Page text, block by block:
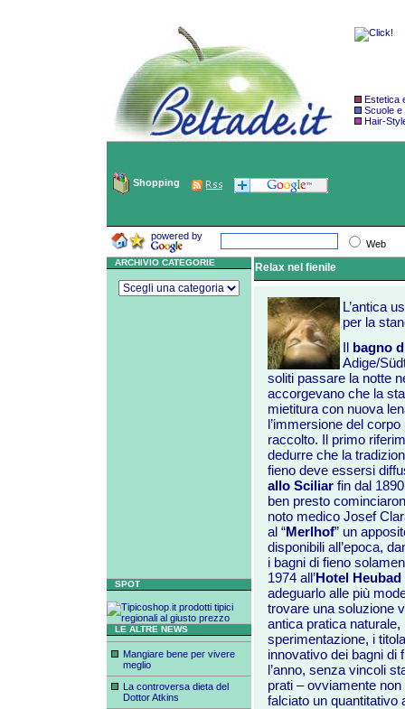
Estetica
Scuole e
Hair-
Shopping
powered by
Web
ARCHIVIO CATEGORIE
SPOT
LE ALTRE NEWS
Mangiare bene per vivere
meglio
La controversa dieta del
Dottor Atkins
Relax nel fienile
L’antica
per la
Il bagno
Adige/
soliti passare la notte
accorgevano che la
mietitura con nuova
l’immersione del corpo
raccolto. Il primo
dedurre che la
fieno deve essersi
allo Sciliar fin dal
ben presto
noto medico Josef
al “Merlhof” un
disponibili all’epoca,
i bagni di fieno
1974 all’Hotel Heubad
adeguarlo alle più
trovare una soluzione
antica pratica
sperimentazione, i
innovativo dei bagni di
l’anno, senza vincoli
prati – ovviamente
falciato un quantitativo